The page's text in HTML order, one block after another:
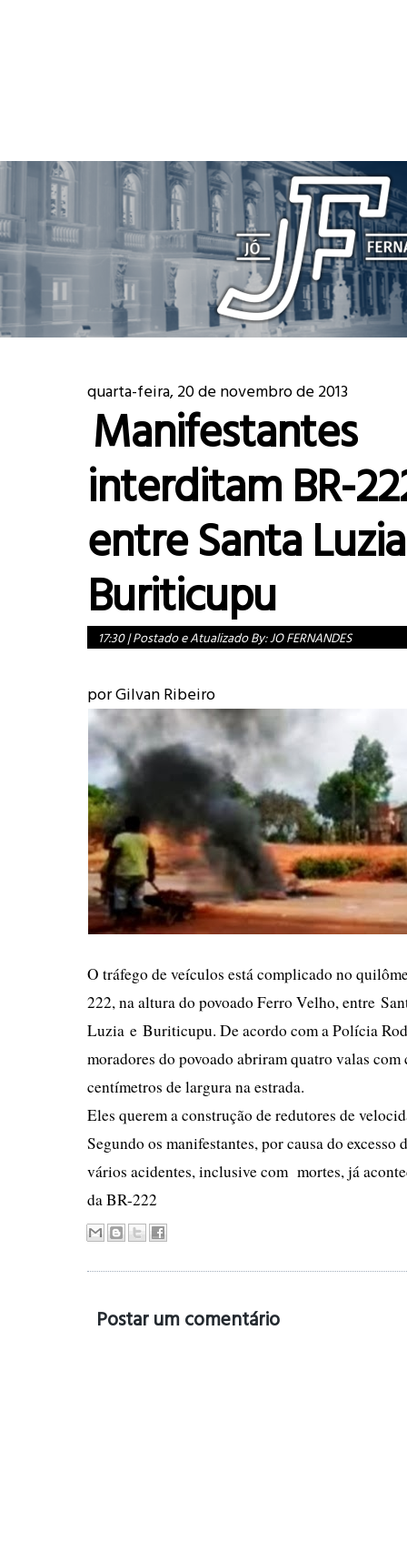
quarta-feira, 20 de novembro de 2013
Manifestantes
interditam BR-
entre Santa
Buriticupu
17:30|Postado e Atualizado By:JO FERNANDES
porGilvan Ribeiro
O tráfego de veículos está complicado no
222, na altura do povoado Ferro Velho, entre
Luzia e Buriticupu. De acordo com a Polícia
moradores do povoado abriramquatro valas com
centímetros de largura na estrada.
Eles querem a construção de redutores de
Segundo os manifestantes, por causa do excesso
vários acidentes, inclusive com mortes, já
da BR-222
Postar um comentário